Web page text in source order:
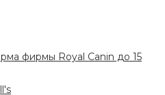
фирмы Royal Canin до 15